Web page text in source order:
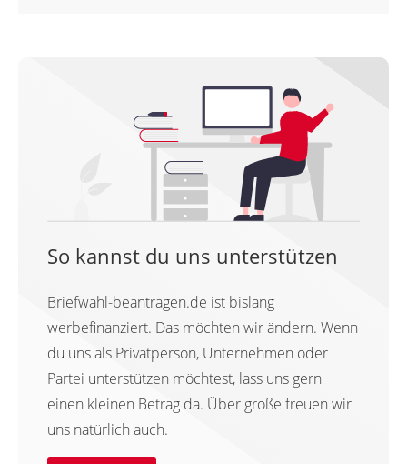
So kannst du uns unterstützen
Briefwahl-beantragen.de ist bislang
werbefinanziert. Das möchten wir ändern. Wenn
du uns als Privatperson, Unternehmen oder
Partei unterstützen möchtest, lass uns gern
einen kleinen Betrag da. Über große freuen wir
uns natürlich auch.